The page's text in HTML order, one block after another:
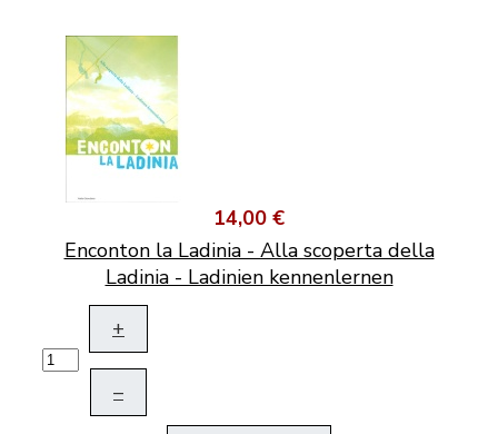
14,00 €
Enconton la Ladinia - Alla scoperta della
Ladinia - Ladinien kennenlernen
+
–